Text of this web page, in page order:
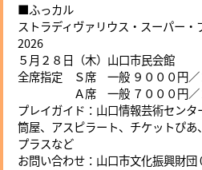
■ふっカル
ストラディヴァリウス・スーパー・
2026
５月２８日（木）山口市民会館
全席指定 Ｓ席 一般 ９０００円／
Ａ席 一般 ７０００円／２
プレイガイド：山口情報芸術セン
筒屋、アスピラート、チケットぴ
プラスなど
お問い合わせ：山口市文化振興財